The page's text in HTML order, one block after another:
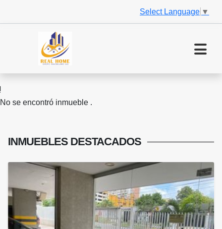
Select Language ▼
No se encontró inmueble .
INMUEBLES DESTACADOS